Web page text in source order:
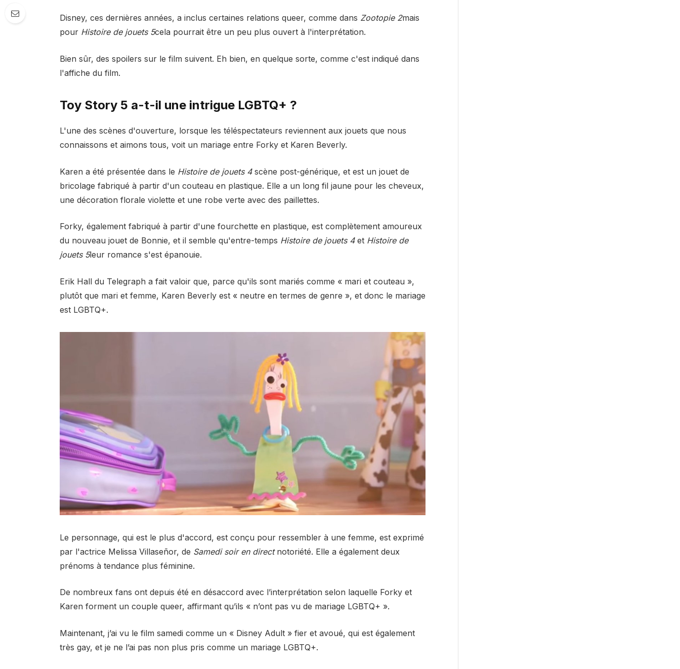
Disney, ces dernières années, a inclus certaines relations queer, comme dans Zootopie 2mais
pour Histoire de jouets 5cela pourrait être un peu plus ouvert à l'interprétation.
Bien sûr, des spoilers sur le film suivent. Eh bien, en quelque sorte, comme c'est indiqué dans
l'affiche du film.
Toy Story 5 a-t-il une intrigue LGBTQ+ ?
L'une des scènes d'ouverture, lorsque les téléspectateurs reviennent aux jouets que nous
connaissons et aimons tous, voit un mariage entre Forky et Karen Beverly.
Karen a été présentée dans le Histoire de jouets 4scène post-générique, et est un jouet de
bricolage fabriqué à partir d'un couteau en plastique. Elle a un long fil jaune pour les cheveux,
une décoration florale violette et une robe verte avec des paillettes.
Forky, également fabriqué à partir d'une fourchette en plastique, est complètement amoureux
du nouveau jouet de Bonnie, et il semble qu'entre-temps Histoire de jouets 4et Histoire de
jouets 5leur romance s'est épanouie.
Erik Hall du Telegraph a fait valoir que, parce qu'ils sont mariés comme « mari et couteau »,
plutôt que mari et femme, Karen Beverly est « neutre en termes de genre », et donc le mariage
est LGBTQ+.
Le personnage, qui est le plus d'accord, est conçu pour ressembler à une femme, est exprimé
par l'actrice Melissa Villaseñor, de Samedi soir en directnotoriété. Elle a également deux
prénoms à tendance plus féminine.
De nombreux fans ont depuis été en désaccord avec l’interprétation selon laquelle Forky et
Karen forment un couple queer, affirmant qu’ils « n’ont pas vu de mariage LGBTQ+ ».
Maintenant, j’ai vu le film samedi comme un « Disney Adult » fier et avoué, qui est également
très gay, et je ne l’ai pas non plus pris comme un mariage LGBTQ+.